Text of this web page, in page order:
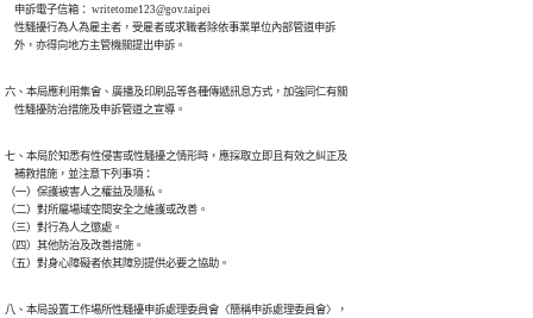
    申訴電子信箱： writetome123@gov.taipei
    性騷擾行為人為雇主者，受雇者或求職者除依事業單位內部管道申訴
    外，亦得向地方主管機關提出申訴。
六、本局應利用集會、廣播及印刷品等各種傳遞訊息方式，加強同仁有關
    性騷擾防治措施及申訴管道之宣導。
七、本局於知悉有性侵害或性騷擾之情形時，應採取立即且有效之糾正及
    補救措施，並注意下列事項：
（一）保護被害人之權益及隱私。
（二）對所屬場域空間安全之維護或改善。
（三）對行為人之懲處。
（四）其他防治及改善措施。
（五）對身心障礙者依其障別提供必要之協助。
八、本局設置工作場所性騷擾申訴處理委員會〈簡稱申訴處理委員會〉，